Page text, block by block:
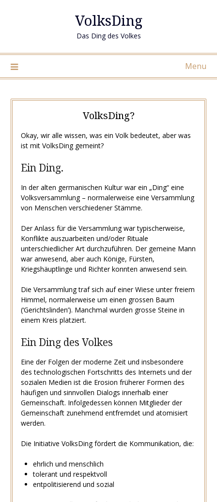
VolksDing
Das Ding des Volkes
Menu
VolksDing?
Okay, wir alle wissen, was ein Volk bedeutet, aber was
ist mit VolksDing gemeint?
Ein Ding.
In der alten germanischen Kultur war ein „Ding“ eine
Volksversammlung – normalerweise eine Versammlung
von Menschen verschiedener Stämme.
Der Anlass für die Versammlung war typischerweise,
Konflikte auszuarbeiten und/oder Rituale
unterschiedlicher Art durchzuführen. Der gemeine Mann
war anwesend, aber auch Könige, Fürsten,
Kriegshäuptlinge und Richter konnten anwesend sein.
Die Versammlung traf sich auf einer Wiese unter freiem
Himmel, normalerweise um einen grossen Baum
(‘Gerichtslinden’). Manchmal wurden grosse Steine in
einem Kreis platziert.
Ein Ding des Volkes
Eine der Folgen der moderne Zeit und insbesondere
des technologischen Fortschritts des Internets und der
sozialen Medien ist die Erosion früherer Formen des
häufigen und sinnvollen Dialogs innerhalb einer
Gemeinschaft. Infolgedessen können Mitglieder der
Gemeinschaft zunehmend entfremdet und atomisiert
werden.
Die Initiative VolksDing fördert die Kommunikation, die:
ehrlich und menschlich
tolerant und respektvoll
entpolitisierend und sozial